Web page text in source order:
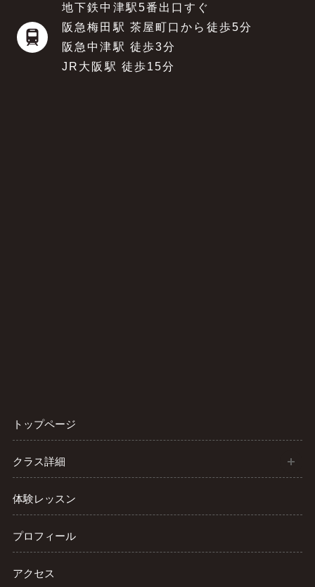
地下鉄中津駅5番出口すぐ
阪急梅田駅 茶屋町口から徒歩5分
阪急中津駅 徒歩3分
JR大阪駅 徒歩15分
トップページ
クラス詳細
体験レッスン
プロフィール
アクセス